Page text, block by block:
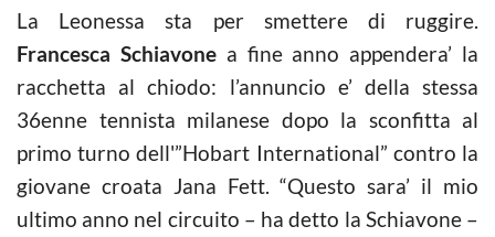
La Leonessa sta per smettere di ruggire.
Francesca Schiavonea fine anno appendera’ la
racchetta al chiodo: l’annuncio e’ della stessa
36enne tennista milanese dopo la sconfitta al
primo turno dell'”Hobart International” contro la
giovane croata Jana Fett. “Questo sara’ il mio
ultimo anno nel circuito – ha detto la Schiavone –